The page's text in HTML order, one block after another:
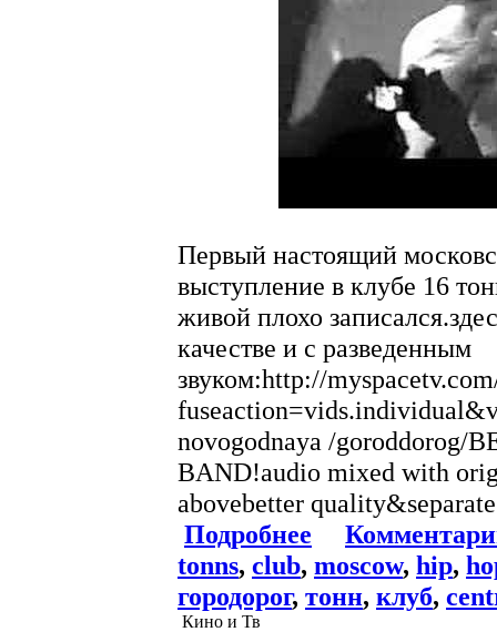
Первый настоящий
выступление в клубе 16
живой плохо
качестве и с разведенным
звуком:http://
novogodnaya /goroddorog/
BAND!audio mixed with
abovebetter
Подробнее
tonns, club, moscow, hip,
городорог, тонн, клуб,
Кино и Тв